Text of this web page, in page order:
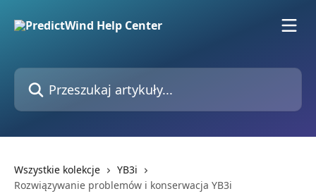
Przeszukaj artykuły...
Wszystkie kolekcje
YB3i
Rozwiązywanie problemów i konserwacja YB3i